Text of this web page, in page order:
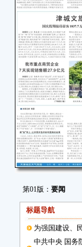
第01版： 要闻
标题导航
为强国建设、
中共中央 国务